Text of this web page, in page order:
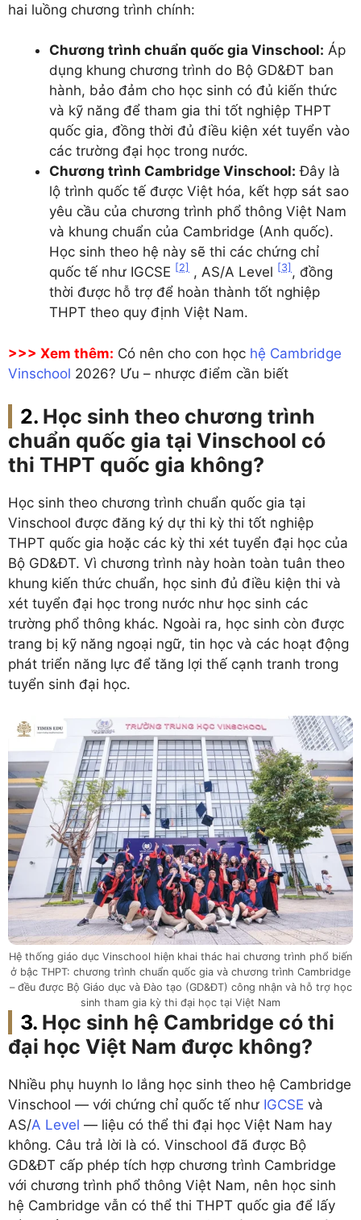
hai luồng chương trình chính:
Chương trình chuẩn quốc gia Vinschool: Áp
dụng khung chương trình do Bộ GD&ĐT ban
hành, bảo đảm cho học sinh có đủ kiến thức
và kỹ năng để tham gia thi tốt nghiệp THPT
quốc gia, đồng thời đủ điều kiện xét tuyển vào
các trường đại học trong nước.
Chương trình Cambridge Vinschool: Đây là
lộ trình quốc tế được Việt hóa, kết hợp sát sao
yêu cầu của chương trình phổ thông Việt Nam
và khung chuẩn của Cambridge (Anh quốc).
Học sinh theo hệ này sẽ thi các chứng chỉ
quốc tế như IGCSE [2] , AS/A Level [3] , đồng
thời được hỗ trợ để hoàn thành tốt nghiệp
THPT theo quy định Việt Nam.
>>> Xem thêm: Có nên cho con học hệ Cambridge
Vinschool 2026? Ưu – nhược điểm cần biết
Học sinh theo chương trình
chuẩn quốc gia tại Vinschool có
thi THPT quốc gia không?
Học sinh theo chương trình chuẩn quốc gia tại
Vinschool được đăng ký dự thi kỳ thi tốt nghiệp
THPT quốc gia hoặc các kỳ thi xét tuyển đại học của
Bộ GD&ĐT. Vì chương trình này hoàn toàn tuân theo
khung kiến thức chuẩn, học sinh đủ điều kiện thi và
xét tuyển đại học trong nước như học sinh các
trường phổ thông khác. Ngoài ra, học sinh còn được
trang bị kỹ năng ngoại ngữ, tin học và các hoạt động
phát triển năng lực để tăng lợi thế cạnh tranh trong
tuyển sinh đại học.
Hệ thống giáo dục Vinschool hiện khai thác hai chương trình phổ biến
ở bậc THPT: chương trình chuẩn quốc gia và chương trình Cambridge
– đều được Bộ Giáo dục và Đào tạo (GD&ĐT) công nhận và hỗ trợ học
sinh tham gia kỳ thi đại học tại Việt Nam
Học sinh hệ Cambridge có thi
đại học Việt Nam được không?
Nhiều phụ huynh lo lắng học sinh theo hệ Cambridge
Vinschool — với chứng chỉ quốc tế như IGCSE và
AS/A Level — liệu có thể thi đại học Việt Nam hay
không. Câu trả lời là có. Vinschool đã được Bộ
GD&ĐT cấp phép tích hợp chương trình Cambridge
với chương trình phổ thông Việt Nam, nên học sinh
hệ Cambridge vẫn có thể thi THPT quốc gia để lấy